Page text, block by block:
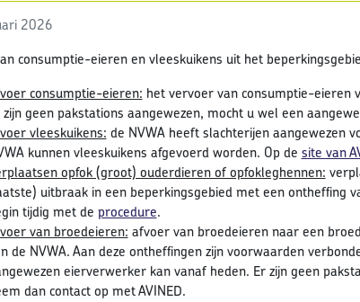
2026
consumptie-eieren en vleeskuikens uit het
consumptie-eieren: het vervoer van consumptie-eieren
zijn geen pakstations aangewezen, mocht u wel een
vleeskuikens: de NVWA heeft slachterijen aangewezen
kunnen vleeskuikens afgevoerd worden. Op de site van
opfok (groot) ouderdieren of opfokleghennen:
uitbraak in een beperkingsgebied met een ontheffing
tijdig met de procedure.
van broedeieren: afvoer van broedeieren naar een
de NVWA. Aan deze ontheffingen zijn voorwaarden
eierverwerker kan vanaf heden. Er zijn geen
dan contact op met AVINED.